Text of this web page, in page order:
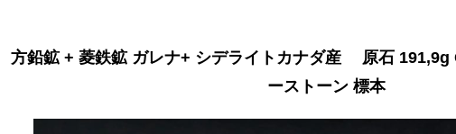
方鉛鉱 + 菱鉄鉱 ガレナ+ シデライトカナダ産 原石 191,9g
ーストーン 標本